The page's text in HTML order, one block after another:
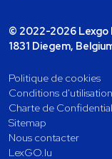
© 2022-2026 Lexgo
1831 Diegem,
Politique de cookies
Conditions d'utilisation
Charte de
Sitemap
Nous contacter
LexGO.lu